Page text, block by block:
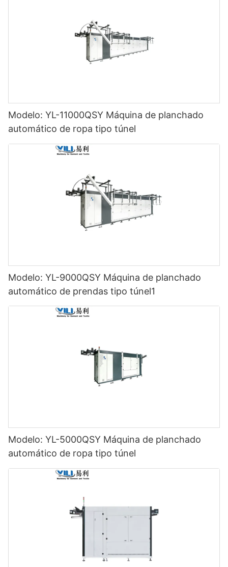
Modelo: YL-11000QSY Máquina de planchado
automático de ropa tipo túnel
Modelo: YL-9000QSY Máquina de planchado
automático de prendas tipo túnel1
Modelo: YL-5000QSY Máquina de planchado
automático de ropa tipo túnel